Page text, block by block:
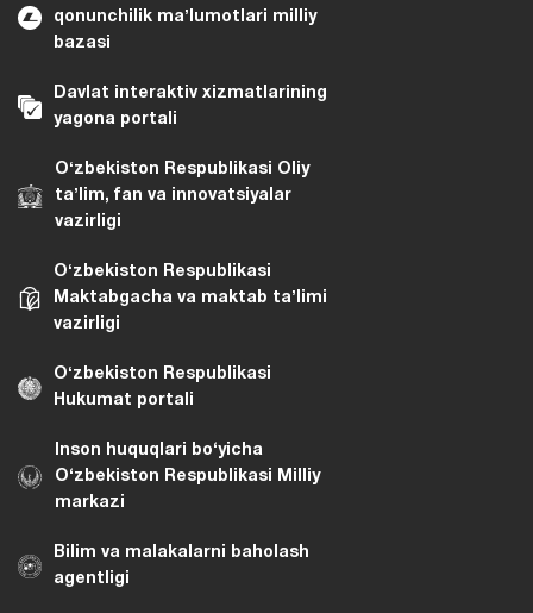
qonunchilik maʼlumotlari milliy
bazasi
Davlat interaktiv xizmatlarining
yagona portali
Oʻzbekiston Respublikasi Oliy
taʼlim, fan va innovatsiyalar
vazirligi
Oʻzbekiston Respublikasi
Maktabgacha va maktab taʼlimi
vazirligi
Oʻzbekiston Respublikasi
Hukumat portali
Inson huquqlari bo‘yicha
O‘zbekiston Respublikasi Milliy
markazi
Bilim va malakalarni baholash
agentligi